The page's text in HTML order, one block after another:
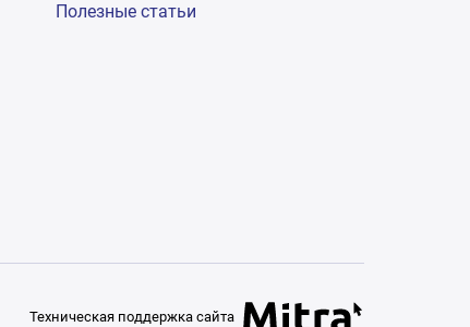
Полезные статьи
Техническая поддержка сайта